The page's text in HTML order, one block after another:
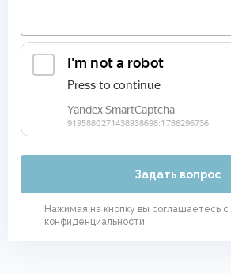
Задать вопрос
Нажимая на кнопку вы соглашаетесь с
конфиденциальности